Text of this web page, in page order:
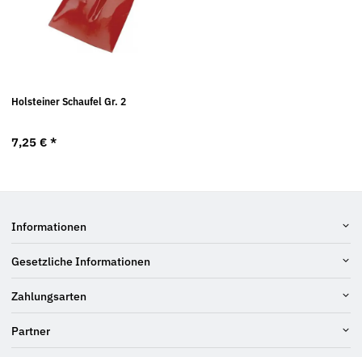
Holsteiner Schaufel Gr. 2
7,25 € *
Informationen
Gesetzliche Informationen
Zahlungsarten
Partner